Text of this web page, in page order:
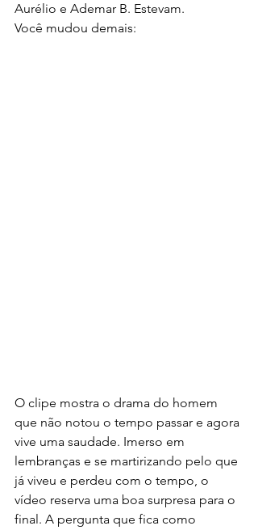
Aurélio e Ademar B. Estevam.
Você mudou demais:
O clipe mostra o drama do homem
que não notou o tempo passar e agora
vive uma saudade. Imerso em
lembranças e se martirizando pelo que
já viveu e perdeu com o tempo, o
vídeo reserva uma boa surpresa para o
final. A pergunta que fica como